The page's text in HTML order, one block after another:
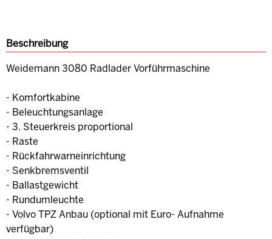
Beschreibung
Weidemann 3080 Radlader Vorführmaschine
- Komfortkabine
- Beleuchtungsanlage
- 3. Steuerkreis proportional
- Raste
- Rückfahrwarneinrichtung
- Senkbremsventil
- Ballastgewicht
- Rundumleuchte
- Volvo TPZ Anbau (optional mit Euro- Aufnahme
verfügbar)